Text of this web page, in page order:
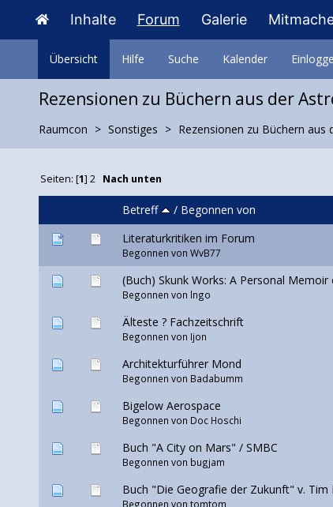
Inhalte Forum Galerie
Übersicht Hilfe Suche Kalender
Rezensionen zu Büchern aus der
Raumcon Sonstiges Rezensionen zu Büchern
Seiten: [1]2 Nach unten
Betreff / Begonnen von
Literaturkritiken im Forum
Begonnen von WvB77
(Buch) Skunk Works: A Personal
Begonnen von lngo
Älteste ? Fachzeitschrift
Begonnen von Ijon
Architekturführer Mond
Begonnen von Badabumm
Bigelow Aerospace
Begonnen von Doc Hoschi
Buch "A City on Mars" / SMBC
Begonnen von bugjam
Buch "Die Geografie der Zukunft" v. Tim
Begonnen von tomtom